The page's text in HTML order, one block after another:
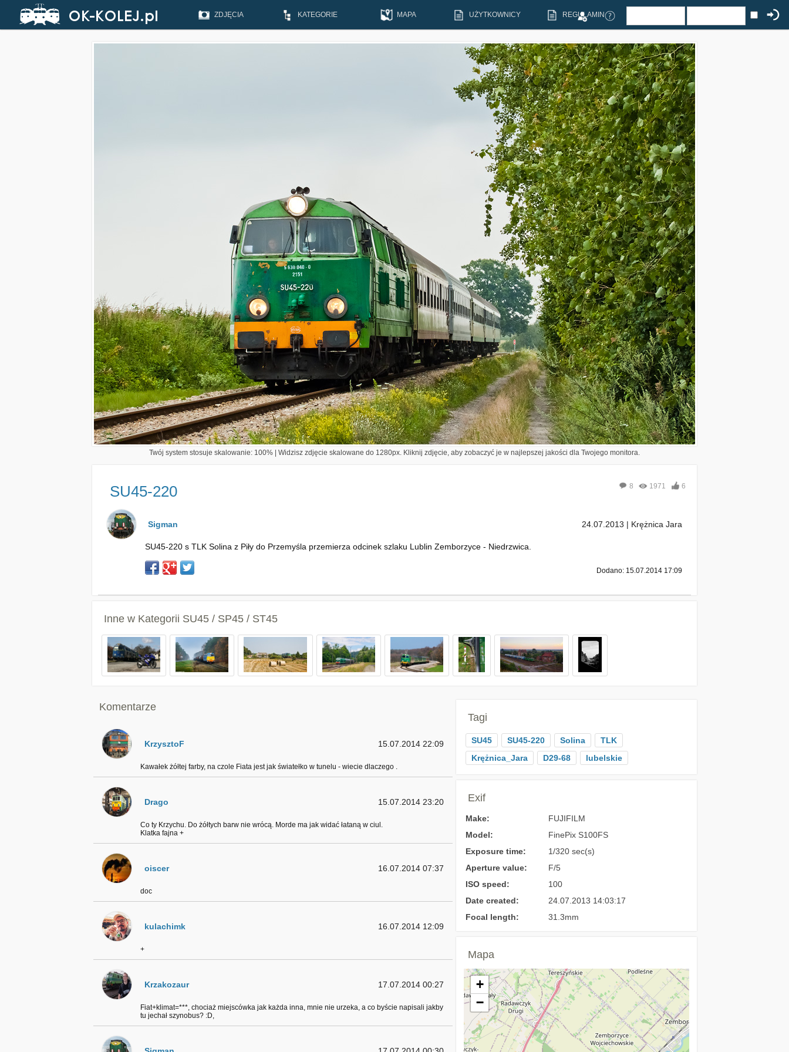
ZDJĘCIA KATEGORIE MAPA UŻYTKOWNICY REGULAMIN
Twój system stosuje skalowanie: 100% | Widzisz zdjęcie skalowane do 1280px. Kliknij zdjęcie, aby zobaczyć je w najlepszej jakości dla Twojego monitora.
SU45-220 8 1971 6
Sigman 24.07.2013 | Krężnica Jara
SU45-220 s TLK Solina z Piły do Przemyśla przemierza odcinek szlaku Lublin Zemborzyce - Niedrzwica.
Dodano: 15.07.2014 17:09
Inne w Kategorii SU45 / SP45 / ST45
Komentarze
KrzysztoF 15.07.2014 22:09
Kawałek żółtej farby, na czole Fiata jest jak światełko w tunelu - wiecie dlaczego .
Drago 15.07.2014 23:20
Co ty Krzychu. Do żółtych barw nie wrócą. Morde ma jak widać łataną w ciul.
Klatka fajna +
oiscer 16.07.2014 07:37
doc
kulachimk 16.07.2014 12:09
+
Krzakozaur 17.07.2014 00:27
Fiat+klimat=***, chociaż miejscówka jak każda inna, mnie nie urzeka, a co byście napisali jakby
tu jechał szynobus? :D,
Tagi
SU45 SU45-220 Solina
TLK
Krężnica_Jara
D29-68 lubelskie
Exif
Make:
FUJIFILM
Model:
FinePix S100FS
Exposure time:
1/320 sec(s)
Aperture value:
F/5
ISO speed:
100
Date created:
24.07.2013 14:03:17
Focal length:
31.3mm
Mapa
+
−